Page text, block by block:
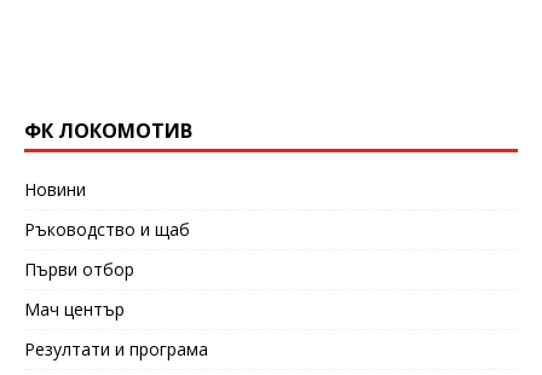
ФК ЛОКОМОТИВ
Новини
Ръководство и щаб
Първи отбор
Мач център
Резултати и програма